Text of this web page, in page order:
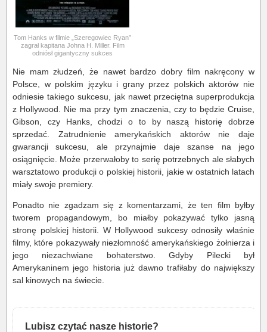
Tom Hanks w filmie „Szeregowiec Ryan”
zagrał kapitana Johna H. Miller. Film
odniósł gigantyczny sukces
Nie mam złudzeń, że nawet bardzo dobry film nakręcony w
Polsce, w polskim języku i grany przez polskich aktorów nie
odniesie takiego sukcesu, jak nawet przeciętna superprodukcja
z Hollywood. Nie ma przy tym znaczenia, czy to będzie Cruise,
Gibson, czy Hanks, chodzi o to by naszą historię dobrze
sprzedać. Zatrudnienie amerykańskich aktorów nie daje
gwarancji sukcesu, ale przynajmie daje szanse na jego
osiągnięcie. Może przerwałoby to serię potrzebnych ale słabych
warsztatowo produkcji o polskiej historii, jakie w ostatnich latach
miały swoje premiery.
Ponadto nie zgadzam się z komentarzami, że ten film byłby
tworem propagandowym, bo miałby pokazywać tylko jasną
stronę polskiej historii. W Hollywood sukcesy odnosiły właśnie
filmy, które pokazywały niezłomność amerykańskiego żołnierza i
jego niezachwiane bohaterstwo. Gdyby Pilecki był
Amerykaninem jego historia już dawno trafiłaby do największy
sal kinowych na świecie.
Lubisz czytać nasze historie?